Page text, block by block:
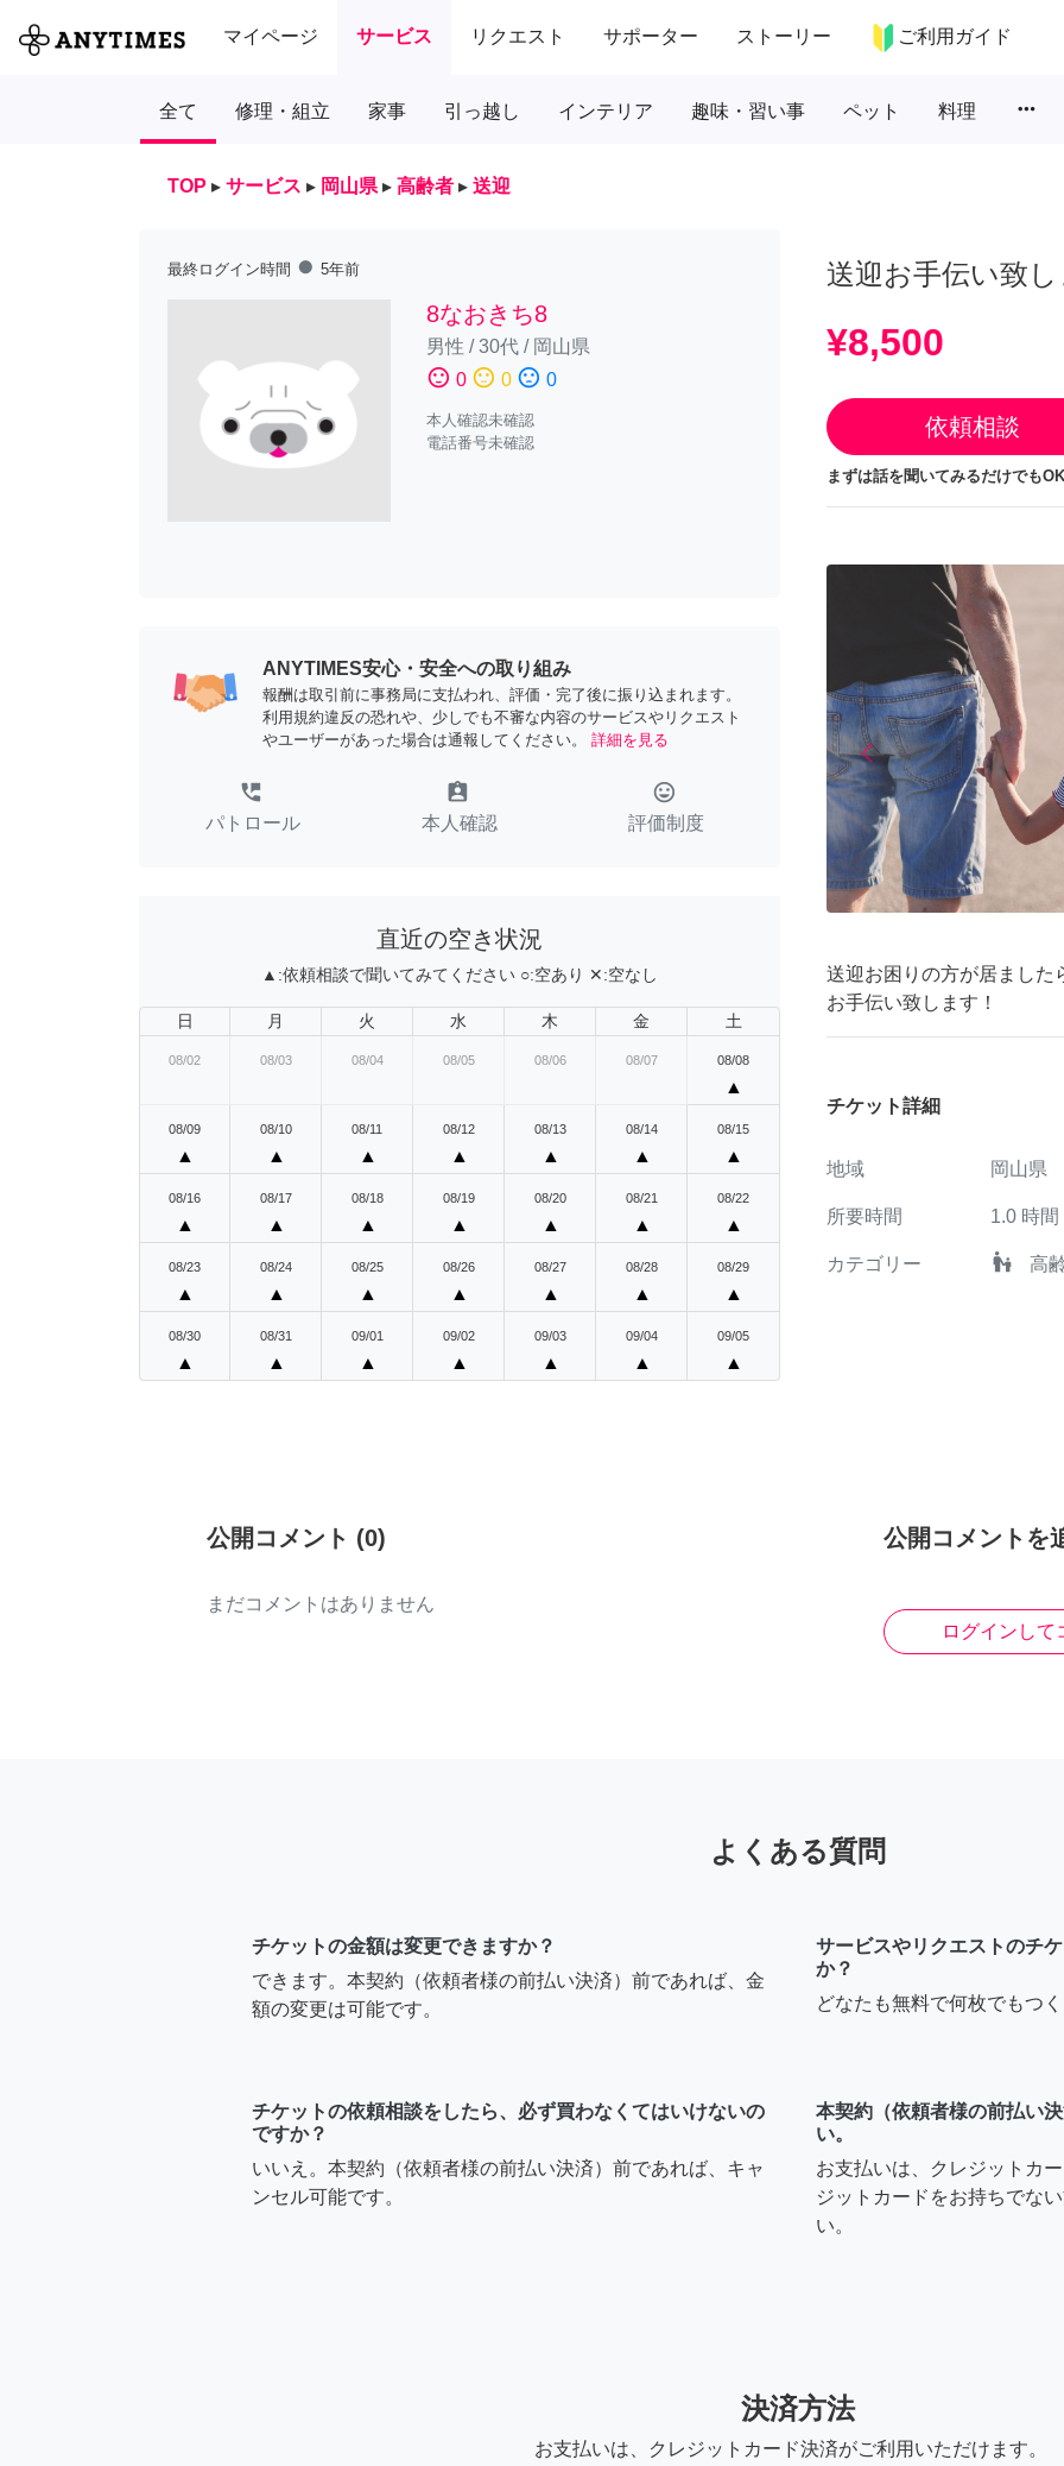
マイページ サービス リクエスト サポーター ストーリー ご利用ガイド
全て 修理・組立 家事 引っ越し インテリア 趣味・習い事 ペット 料理 more_horiz
TOP ▸ サービス ▸ 岡山県 ▸ 高齢者 ▸ 送迎
最終ログイン時間 fiber_manual_record 5年前
8なおきち8
男性 /30代/ 岡山県
sentiment_satisfied 0 sentiment_neutral 0 sentiment_dissatisfied 0
本人確認未確認
電話番号未確認
ANYTIMES安心・安全への取り組み
報酬は取引前に事務局に支払われ、評価・完了後に振り込まれます。
利用規約違反の恐れや、少しでも不審な内容のサービスやリクエスト
やユーザーがあった場合は通報してください。
詳細を見る
perm_phone_msg
パトロール
assignment_ind
本人確認
tag_faces
評価制度
直近の空き状況
▲:依頼相談で聞いてみてください ○:空あり ✕:空なし
日 月 火 水 木 金 土
08/02 08/03 08/04 08/05 08/06 08/07 08/08
▲
08/09
▲
08/10
▲
08/11
▲
08/12
▲
08/13
▲
08/14
▲
08/15
▲
08/16
▲
08/17
▲
08/18
▲
08/19
▲
08/20
▲
08/21
▲
08/22
▲
08/23
▲
08/24
▲
08/25
▲
08/26
▲
08/27
▲
08/28
▲
08/29
▲
08/30
▲
08/31
▲
09/01
▲
09/02
▲
09/03
▲
09/04
▲
09/05
▲
送迎お手伝い致し
¥8,500
依頼相談
まずは話を聞いてみるだけでも
arrow_back_iosPrevious
送迎お困りの方が居ました
お手伝い致します！
チケット詳細
地域 岡山県
所要時間 1.0 時間
カテゴリー escalator_warning 高
公開コメント (0)
まだコメントはありません
公開コメントを
ログインして
よくある質問
チケットの金額は変更できますか？
できます。本契約（依頼者様の前払い決済）前であれば、金
額の変更は可能です。
サービスやリクエストのチ
か？
どなたも無料で何枚でもつ
チケットの依頼相談をしたら、必ず買わなくてはいけないの
ですか？
いいえ。本契約（依頼者様の前払い決済）前であれば、キャ
ンセル可能です。
本契約（依頼者様の前払い
い。
お支払いは、クレジットカ
ジットカードをお持ちでな
い。
決済方法
お支払いは、クレジットカード決済がご利用いただけます。